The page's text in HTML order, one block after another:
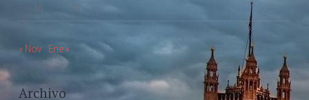
30
« Nov Ene »
Archivo